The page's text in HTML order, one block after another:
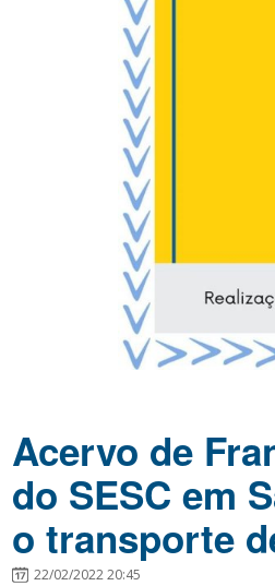
Acervo de
do SESC em
o transporte
22/02/2022 20:45